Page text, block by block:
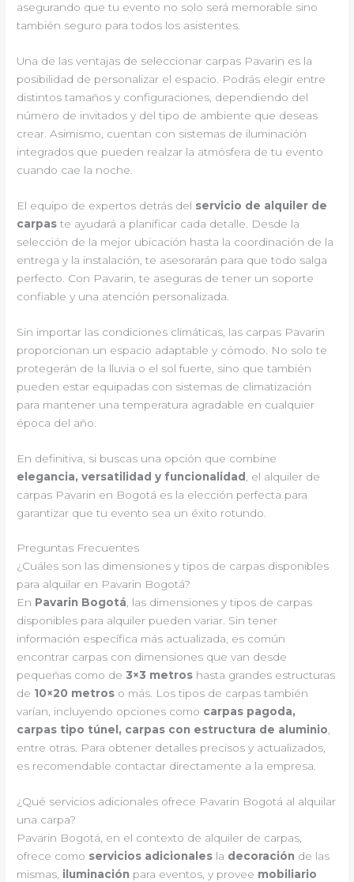
asegurando que tu evento no solo será memorable sino
también seguro para todos los asistentes.
Una de las ventajas de seleccionar carpas Pavarin es la
posibilidad de personalizar el espacio. Podrás elegir entre
distintos tamaños y configuraciones, dependiendo del
número de invitados y del tipo de ambiente que deseas
crear. Asimismo, cuentan con sistemas de iluminación
integrados que pueden realzar la atmósfera de tu evento
cuando cae la noche.
El equipo de expertos detrás del servicio de alquiler de
carpas te ayudará a planificar cada detalle. Desde la
selección de la mejor ubicación hasta la coordinación de la
entrega y la instalación, te asesorarán para que todo salga
perfecto. Con Pavarin, te aseguras de tener un soporte
confiable y una atención personalizada.
Sin importar las condiciones climáticas, las carpas Pavarin
proporcionan un espacio adaptable y cómodo. No solo te
protegerán de la lluvia o el sol fuerte, sino que también
pueden estar equipadas con sistemas de climatización
para mantener una temperatura agradable en cualquier
época del año.
En definitiva, si buscas una opción que combine
elegancia, versatilidad y funcionalidad , el alquiler de
carpas Pavarin en Bogotá es la elección perfecta para
garantizar que tu evento sea un éxito rotundo.
Preguntas Frecuentes
¿Cuáles son las dimensiones y tipos de carpas disponibles
para alquilar en Pavarin Bogotá?
En Pavarin Bogotá, las dimensiones y tipos de carpas
disponibles para alquiler pueden variar. Sin tener
información específica más actualizada, es común
encontrar carpas con dimensiones que van desde
pequeñas como de3×3 metros hasta grandes estructuras
de 10×20 metros o más. Los tipos de carpas también
varían, incluyendo opciones como carpas pagoda,
carpas tipo túnel, carpas con estructura de aluminio,
entre otras. Para obtener detalles precisos y actualizados,
es recomendable contactar directamente a la empresa.
¿Qué servicios adicionales ofrece Pavarin Bogotá al alquilar
una carpa?
Pavarin Bogotá, en el contexto de alquiler de carpas,
ofrece como servicios adicionales la decoración de las
mismas, iluminación para eventos, y provee mobiliario